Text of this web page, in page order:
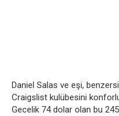
Daniel Salas ve eşi,
Craigslist kulübesini
Gecelik 74 dolar olan bu